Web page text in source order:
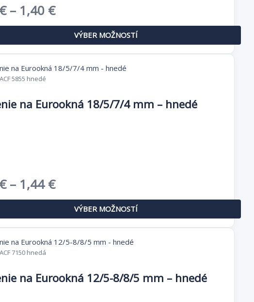
€ – 1,40 €Price
range:
1,22 €
through
VÝBER MOŽNOSTÍ
ACF 5855 hnedé
na Eurookná 18/5/7/4 mm – hnedé
€ – 1,44€Price
range:
1,25 €
through
VÝBER MOŽNOSTÍ
ACF 7150 hnedá
na Eurookná 12/5-8/8/5 mm – hnedé